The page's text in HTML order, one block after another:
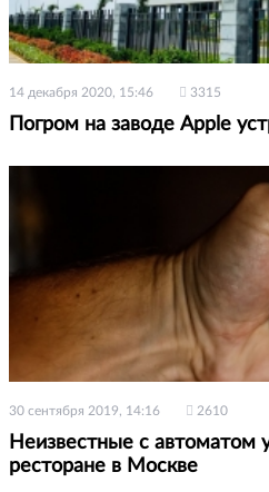
14 декабря 2020, 15:46 3315
Погром на заводе Apple
30 сентября 2019, 14:16 2610
Неизвестные с автоматом
ресторане в Москве